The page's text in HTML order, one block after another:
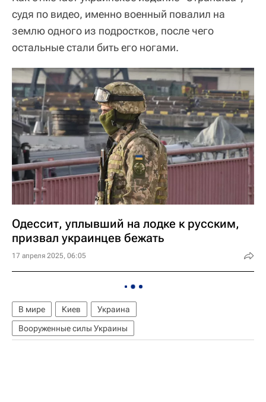
судя по видео, именно военный повалил на
землю одного из подростков, после чего
остальные стали бить его ногами.
Одессит, уплывший на лодке к русским,
призвал украинцев бежать
17 апреля 2025, 06:05
В мире Киев
Украина
Вооруженные силы Украины